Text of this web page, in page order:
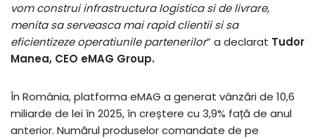
vom construi infrastructura logistica si de livrare,
menita sa serveasca mai rapid clientii si sa
eficientizeze operatiunile partenerilor” a declarat Tudor
Manea, CEO eMAG Group.
În România, platforma eMAG a generat vânzări de 10,6
miliarde de lei în 2025, în creștere cu 3,9% față de anul
anterior. Numărul produselor comandate de pe